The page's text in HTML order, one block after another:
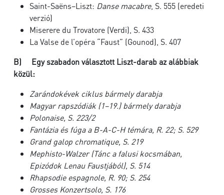
Saint-Saëns–Liszt: Danse macabre, S. 555 (eredeti
verzió)
Miserere du Trovatore (Verdi), S. 433
La Valse de l’opéra “Faust” (Gounod), S. 407
B)
Egy szabadon választott Liszt-darab az alábbiak
közül:
Zarándokévekciklus bármely darabja
Magyar rapszódiák(1–19.) bármely darabja
Polonaise, S. 223/2
Fantázia és fúga a B-A-C-H témára, R. 22; S. 529
Grand galop chromatique, S. 219
Mephisto-Walzer(Tánc a falusi kocsmában,
Epizódok Lenau Faustjából), S. 514
Rhapsodie espagnole, R. 90; S. 254
Grosses Konzertsolo, S. 176